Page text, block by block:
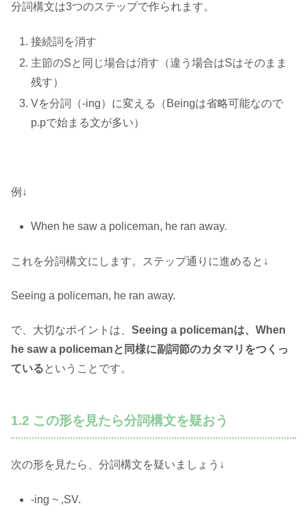
分詞構文は3つのステップで作られます。
接続詞を消す
主節のSと同じ場合は消す（違う場合はSはそのまま
残す）
Vを分詞（-ing）に変える（Beingは省略可能なので
p.pで始まる文が多い）
例↓
When he saw a policeman, he ran away.
これを分詞構文にします。ステップ通りに進めると↓
Seeing a policeman, he ran away.
で、大切なポイントは、 Seeing a policemanは、When
he saw a policemanと同様に副詞節のカタマリをつくっ
ているということです。
1.2 この形を見たら分詞構文を疑おう
次の形を見たら、分詞構文を疑いましょう↓
-ing ~ ,SV.